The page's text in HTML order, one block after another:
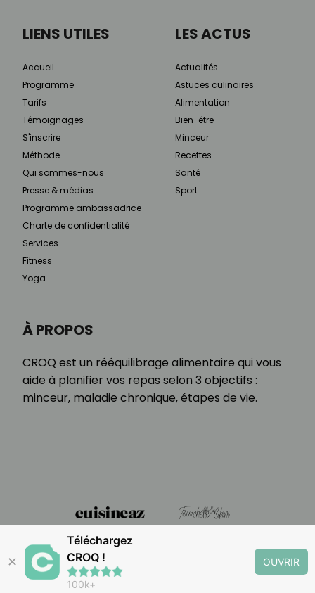
À PROPOS
CROQ est un rééquilibrage alimentaire qui vous
aide à planifier vos repas selon 3 objectifs :
minceur, maladie chronique, étapes de vie.
LIENS UTILES
Accueil
Programme
Tarifs
Témoignages
S'inscrire
Méthode
Qui sommes-nous
Presse & médias
Programme ambassadrice
Charte de confidentialité
Services
Fitness
Yoga
LES ACTUS
Actualités
Astuces culinaires
Alimentation
Bien-être
Minceur
Recettes
Santé
Sport
✕
Téléchargez
CROQ !
100k+
OUVRIR